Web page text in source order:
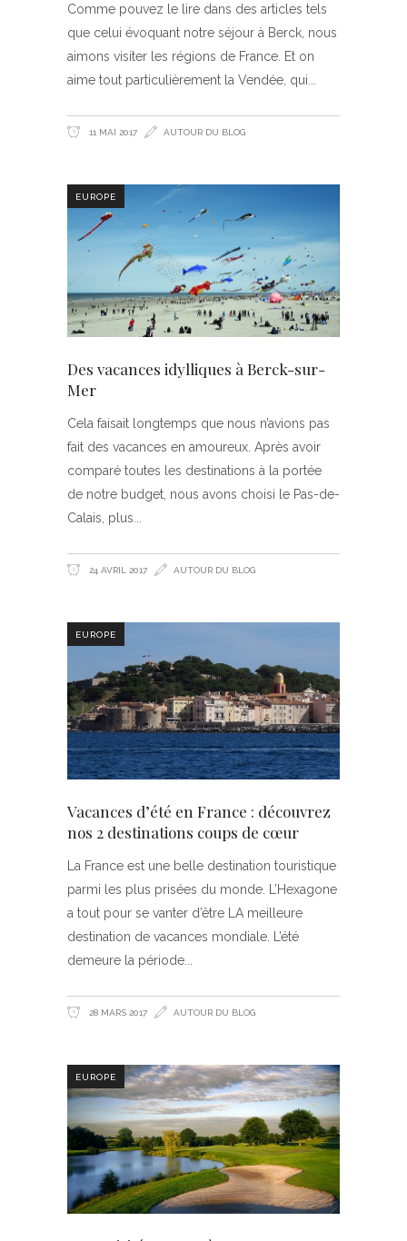
Comme pouvez le lire dans des articles tels
que celui évoquant notre séjour à Berck, nous
aimons visiter les régions de France. Et on
aime tout particulièrement la Vendée, qui
11 MAI 2017 AUTOUR DU BLOG
EUROPE
Des vacances idylliques à Berck-sur-
Mer
Cela faisait longtemps que nous n’avions pas
fait des vacances en amoureux. Après avoir
comparé toutes les destinations à la portée
de notre budget, nous avons choisi le Pas-de-
Calais, plus
24 AVRIL 2017 AUTOUR DU BLOG
EUROPE
Vacances d’été en France : découvrez
nos 2 destinations coups de cœur
La France est une belle destination touristique
parmi les plus prisées du monde. L’Hexagone
a tout pour se vanter d’être LA meilleure
destination de vacances mondiale. L’été
demeure la période
28 MARS 2017 AUTOUR DU BLOG
EUROPE